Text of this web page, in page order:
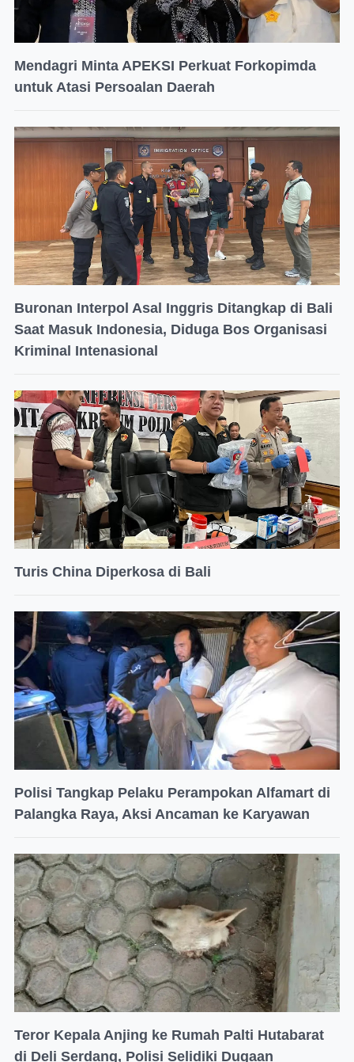
Mendagri Minta APEKSI Perkuat Forkopimda
untuk Atasi Persoalan Daerah
Buronan Interpol Asal Inggris Ditangkap di Bali
Saat Masuk Indonesia, Diduga Bos Organisasi
Kriminal Intenasional
Turis China Diperkosa di Bali
Polisi Tangkap Pelaku Perampokan Alfamart di
Palangka Raya, Aksi Ancaman ke Karyawan
Teror Kepala Anjing ke Rumah Palti Hutabarat
di Deli Serdang, Polisi Selidiki Dugaan